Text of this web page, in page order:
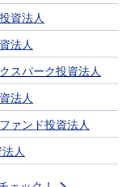
資法人
法人
スパーク投資法人
法人
ァンド投資法人
人